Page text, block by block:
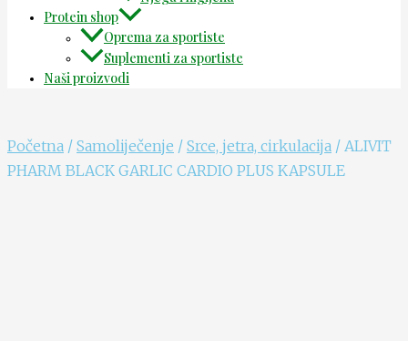
Protein shop
Oprema za sportiste
Suplementi za sportiste
Naši proizvodi
Početna / Samoliječenje / Srce, jetra, cirkulacija / ALIVIT
PHARM BLACK GARLIC CARDIO PLUS KAPSULE